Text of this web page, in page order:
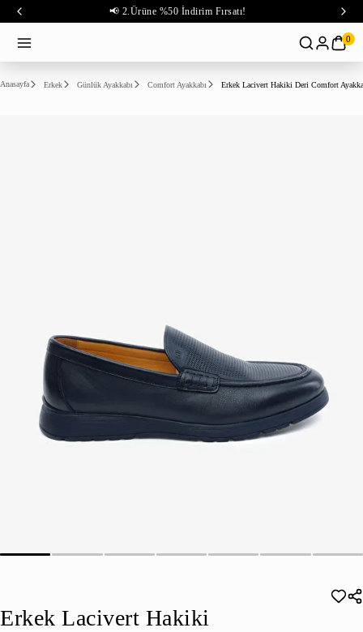
📢 2.Ürüne %50 İndirim Fırsatı!
0
Anasayfa Erkek Günlük Ayakkabı Comfort Ayakkabı Erkek Lacivert Hakiki Deri Comfort
Erkek Lacivert Hakiki